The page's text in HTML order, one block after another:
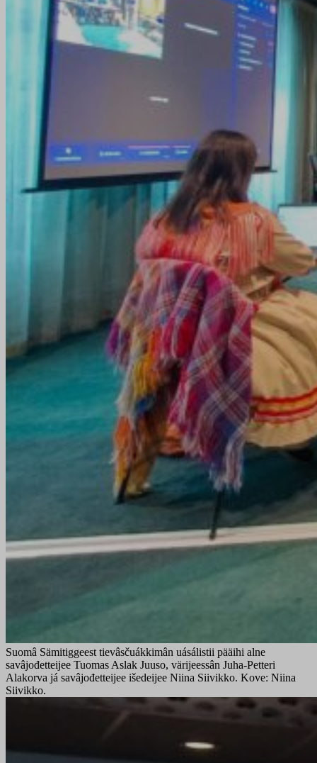
Suomâ Sämitiggeest tievâsčuákkimân uásálistii pääihi alne
savâjođetteijee Tuomas Aslak Juuso, värijeessân Juha-Petteri
Alakorva já savâjođetteijee išedeijee Niina Siivikko. Kove: Niina
Siivikko.